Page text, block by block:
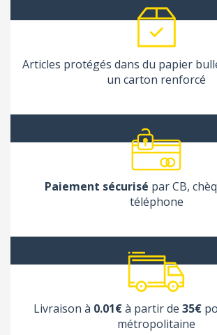
Articles protégés dans du papier
un carton renforcé
Paiement sécurisé par CB,
téléphone
Livraison à 0.01€à partir de 35€
métropolitaine